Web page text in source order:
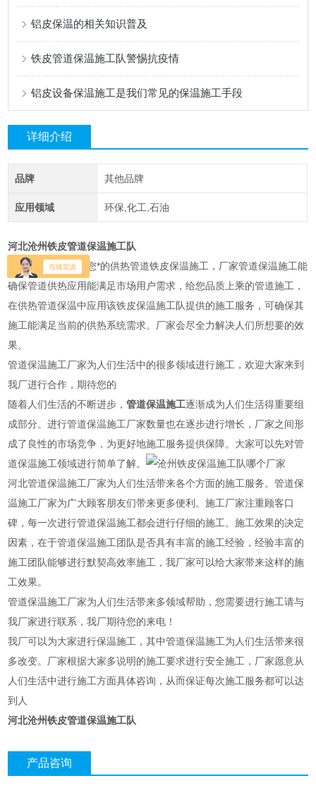
铝皮保温的相关知识普及
铁皮管道保温施工队警惕抗疫情
铝皮设备保温施工是我们常见的保温施工手段
详细介绍
品牌 其他品牌
应用领域 环保,化工,石油
河北沧州铁皮管道保温施工队
前用户的需求，给您*的供热管道铁皮保温施工，厂家管道保温施工能
确保管道供热应用能满足市场用户需求，给您品质上乘的管道施工，
在供热管道保温中应用该铁皮保温施工队提供的施工服务，可确保其
施工能满足当前的供热系统需求。厂家会尽全力解决人们所想要的效
果。
管道保温施工厂家为人们生活中的很多领域进行施工，欢迎大家来到
我厂进行合作，期待您的
随着人们生活的不断进步，管道保温施工逐渐成为人们生活得重要组
成部分。进行管道保温施工厂家数量也在逐步进行增长，厂家之间形
成了良性的市场竞争，为更好地施工服务提供保障。大家可以先对管
道保温施工领域进行简单了解。
河北管道保温施工厂家为人们生活带来各个方面的施工服务。管道保
温施工厂家为广大顾客朋友们带来更多便利。施工厂家注重顾客口
碑，每一次进行管道保温施工都会进行仔细的施工。施工效果的决定
因素，在于管道保温施工团队是否具有丰富的施工经验，经验丰富的
施工团队能够进行默契高效率施工，我厂家可以给大家带来这样的施
工效果。
管道保温施工厂家为人们生活带来多领域帮助，您需要进行施工请与
我厂家进行联系，我厂期待您的来电！
我厂可以为大家进行保温施工，其中管道保温施工为人们生活带来很
多改变。厂家根据大家多说明的施工要求进行安全施工，厂家愿意从
人们生活中进行施工方面具体咨询，从而保证每次施工服务都可以达
到人
河北沧州铁皮管道保温施工队
产品咨询